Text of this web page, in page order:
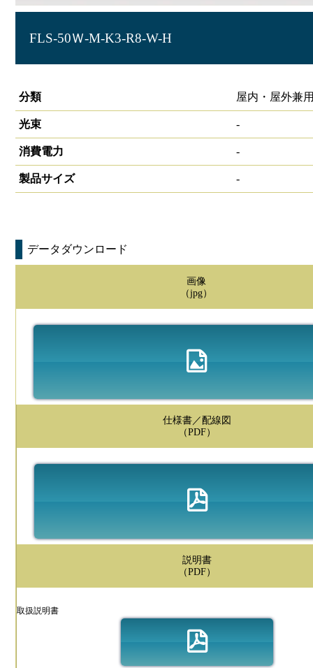
FLS-50Ｗ-M-K3-R8-W-H
分類
屋内・屋外兼
光束 -
消費電力 -
製品サイズ -
データダウンロード
画像
（jpg）
仕様書／配線図
（PDF）
説明書
（PDF）
取扱説明書